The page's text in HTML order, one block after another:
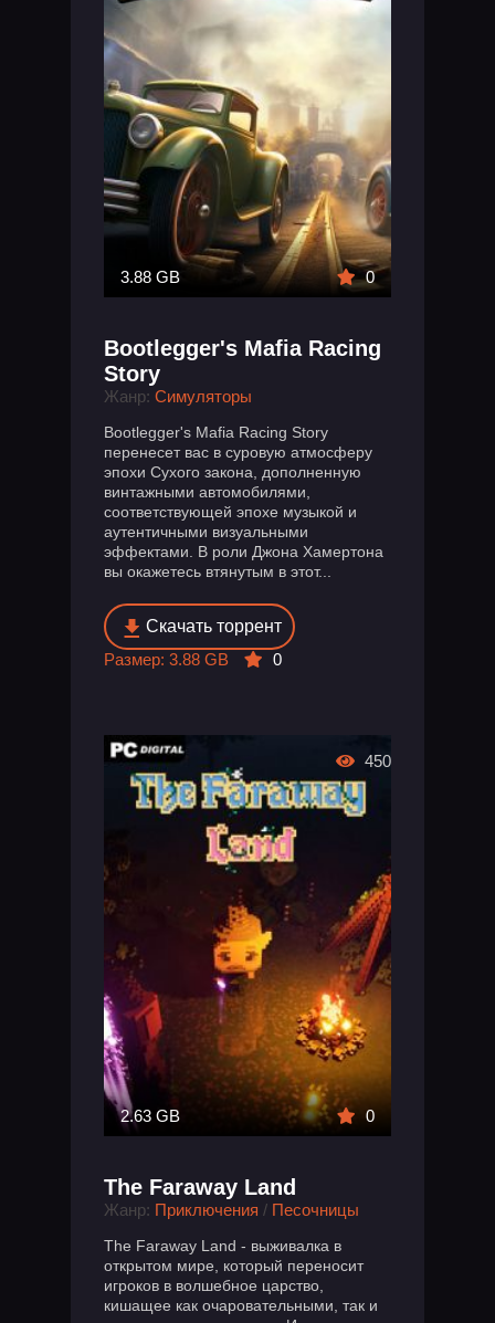
3.88 GB 0
Bootlegger's Mafia Racing
Story
Жанр: Симуляторы
Bootlegger's Mafia Racing Story
перенесет вас в суровую атмосферу
эпохи Сухого закона, дополненную
винтажными автомобилями,
соответствующей эпохе музыкой и
аутентичными визуальными
эффектами. В роли Джона Хамертона
вы окажетесь втянутым в этот...
Скачать торрент
Размер: 3.88 GB
0
2.63 GB 0
The Faraway Land
Жанр: Приключения / Песочницы
The Faraway Land - выживалка в
открытом мире, который переносит
игроков в волшебное царство,
кишащее как очаровательными, так и
450